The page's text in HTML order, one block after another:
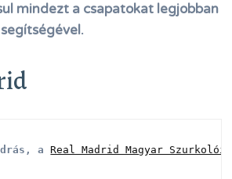
mindezt a csapatokat legjobban
a Real Madrid Magyar Szurkolói